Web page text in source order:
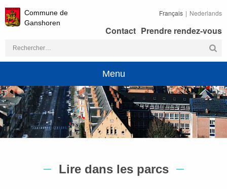
Commune de
Ganshoren
Français Nederlands
Prendre rendez-vous
Contact
Rechercher :
Menu
Lire dans les parcs